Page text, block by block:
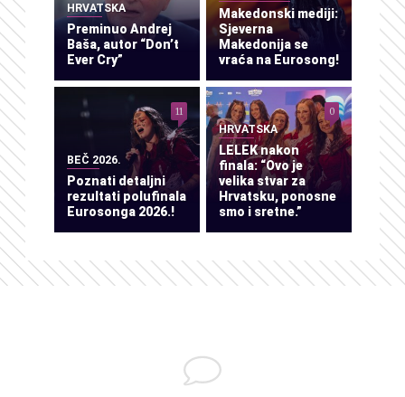
HRVATSKA
Preminuo Andrej
Baša, autor “Don’t
Ever Cry”
Makedonski mediji:
Sjeverna
Makedonija se
vraća na Eurosong!
BEČ 2026.
Poznati detaljni
rezultati polufinala
Eurosonga 2026.!
11
HRVATSKA
LELEK nakon
finala: “Ovo je
velika stvar za
Hrvatsku, ponosne
smo i sretne.”
0